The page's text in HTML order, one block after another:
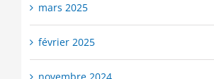
mars 2025
février 2025